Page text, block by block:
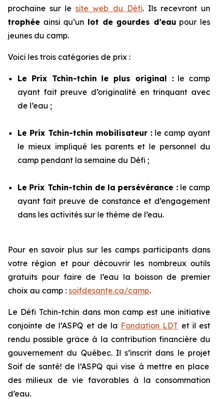
prochaine sur lesite web du Défi. Ils recevront un
trophée ainsi qu’un lot de gourdes d’eau pour les
jeunes du camp.
Voici les trois catégories de prix :
Le Prix Tchin-tchin le plus original :le camp
ayant fait preuve d’originalité en trinquant avec
de l’eau ;
Le Prix Tchin-tchin mobilisateur : le camp ayant
le mieux impliqué les parents et le personnel du
camp pendant la semaine du Défi ;
Le Prix Tchin-tchin de la persévérance :le camp
ayant fait preuve de constance et d’engagement
dans les activités sur le thème de l’eau.
Pour en savoir plus sur les camps participants dans
votre région et pour découvrir les nombreux outils
gratuits pour faire de l’eau la boisson de premier
choix au camp : soifdesante.ca/camp.
Le Défi Tchin-tchin dans mon camp est une initiative
conjointe de l’ASPQ et de la Fondation LDT et il est
rendu possible grâce à la contribution financière du
gouvernement du Québec. Il s’inscrit dans le projet
Soif de santé! de l’ASPQ qui vise à mettre en place
des milieux de vie favorables à la consommation
d’eau.